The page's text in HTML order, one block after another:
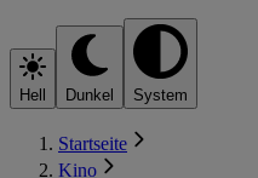
Hell Dunkel System
Startseite
Kino